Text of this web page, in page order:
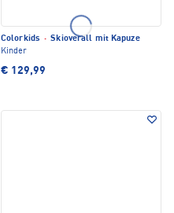
Colorkids · Skioverall mit Kapuze
Kinder
€ 129,99